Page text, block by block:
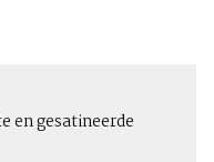
en gesatineerde